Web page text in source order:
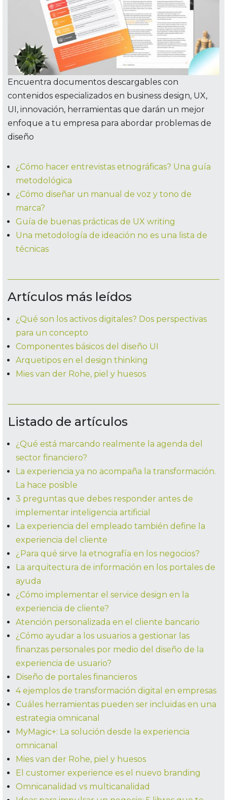
Encuentra documentos descargables con
contenidos especializados en business design, UX,
UI, innovación, herramientas que darán un mejor
enfoque a tu empresa para abordar problemas de
diseño
¿Cómo hacer entrevistas etnográficas? Una guía
metodológica
¿Cómo diseñar un manual de voz y tono de
marca?
Guía de buenas prácticas de UX writing
Una metodología de ideación no es una lista de
técnicas
Artículos más leídos
¿Qué son los activos digitales? Dos perspectivas
para un concepto
Componentes básicos del diseño UI
Arquetipos en el design thinking
Mies van der Rohe, piel y huesos
Listado de artículos
¿Qué está marcando realmente la agenda del
sector financiero?
La experiencia ya no acompaña la transformación.
La hace posible
3 preguntas que debes responder antes de
implementar inteligencia artificial
La experiencia del empleado también define la
experiencia del cliente
¿Para qué sirve la etnografía en los negocios?
La arquitectura de información en los portales de
ayuda
¿Cómo implementar el service design en la
experiencia de cliente?
Atención personalizada en el cliente bancario
¿Cómo ayudar a los usuarios a gestionar las
finanzas personales por medio del diseño de la
experiencia de usuario?
Diseño de portales financieros
4 ejemplos de transformación digital en empresas
Cuáles herramientas pueden ser incluidas en una
estrategia omnicanal
MyMagic+: La solución desde la experiencia
omnicanal
Mies van der Rohe, piel y huesos
El customer experience es el nuevo branding
Omnicanalidad vs multicanalidad